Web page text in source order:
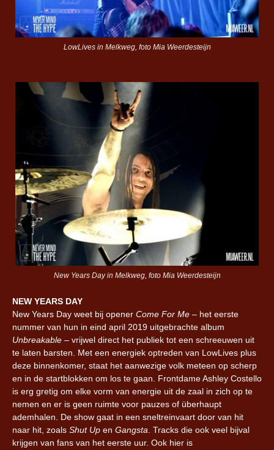
LowLives in Melkweg, foto Mia Weerdesteijn
New Years Day in Melkweg, foto Mia Weerdesteijn
NEW YEARS DAY
New Years Day weet bij opener Come For Me – het eerste
nummer van hun in eind april 2019 uitgebrachte album
Unbreakable – vrijwel direct het publiek tot een schreeuwen uit
te laten barsten. Met een energiek optreden van LowLives plus
deze binnenkomer, staat het aanwezige volk meteen op scherp
en in de startblokken om los te gaan. Frontdame Ashley Costello
is erg gretig om elke vorm van energie uit de zaal in zich op te
nemen en er is geen ruimte voor pauzes of überhaupt
ademhalen. De show gaat in een sneltreinvaart door van hit
naar hit, zoals Shut Up en Gangsta . Tracks die ook veel bijval
krijgen van fans van het eerste uur. Ook hier is